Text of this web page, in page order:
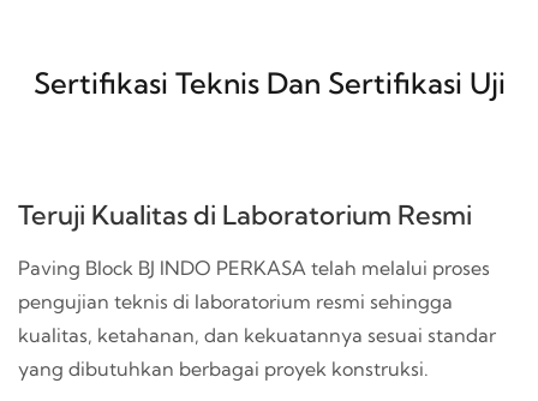
Sertifikasi Teknis Dan Sertifikasi Uji
Teruji Kualitas di Laboratorium Resmi
Paving Block BJ INDO PERKASA telah melalui proses
pengujian teknis di laboratorium resmi sehingga
kualitas, ketahanan, dan kekuatannya sesuai standar
yang dibutuhkan berbagai proyek konstruksi.